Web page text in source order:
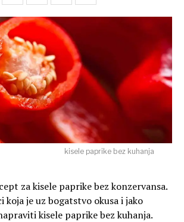
kisele paprike bez kuhanja
za kisele paprike bez konzervansa.
koja je uz bogatstvo okusa i jako
kisele paprike bez kuhanja.